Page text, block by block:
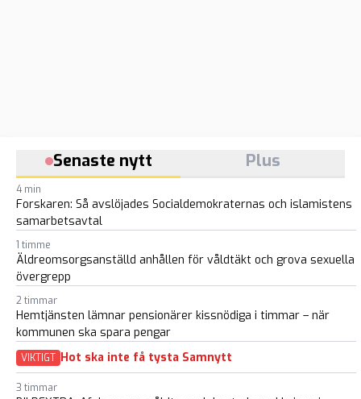
Senaste nytt Plus
4 min
Forskaren: Så avslöjades Socialdemokraternas och islamistens
samarbetsavtal
1 timme
Äldreomsorgsanställd anhållen för våldtäkt och grova sexuella
övergrepp
2 timmar
Hemtjänsten lämnar pensionärer kissnödiga i timmar – när
kommunen ska spara pengar
VIKTIGT Hot ska inte få tysta Samnytt
3 timmar